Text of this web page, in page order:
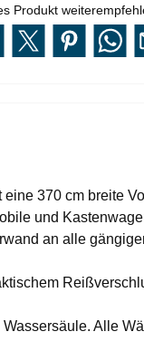
Produkt
370 cm breite
und
an alle
Alle